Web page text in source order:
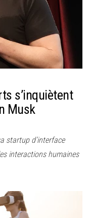
s’inquiètent
Musk
startup d’interface
interactions humaines